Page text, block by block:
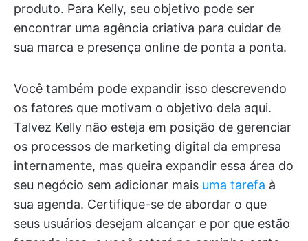
produto. Para Kelly, seu objetivo pode ser
encontrar uma agência criativa para cuidar de
sua marca e presença online de ponta a ponta.
Você também pode expandir isso descrevendo
os fatores que motivam o objetivo dela aqui.
Talvez Kelly não esteja em posição de gerenciar
os processos de marketing digital da empresa
internamente, mas queira expandir essa área do
seu negócio sem adicionar mais uma tarefa à
sua agenda. Certifique-se de abordar o que
seus usuários desejam alcançar e por que estão